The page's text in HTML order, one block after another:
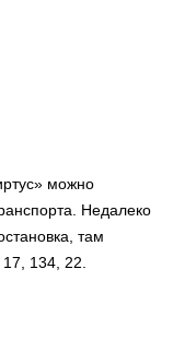
можно
Недалеко
там
134, 22.